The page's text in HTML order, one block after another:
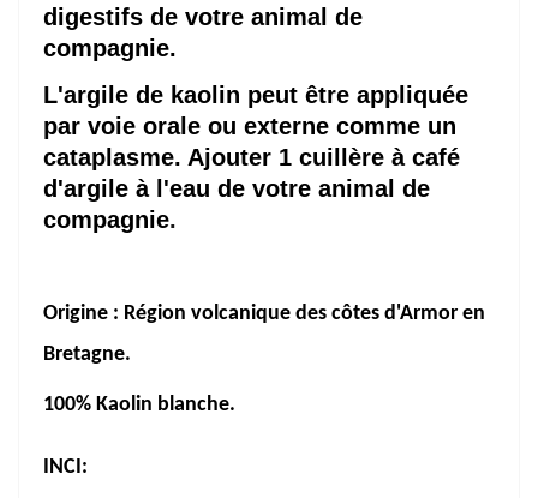
digestifs de votre animal de
compagnie.
L'argile de kaolin peut être appliquée
par voie orale ou externe comme un
cataplasme. Ajouter 1 cuillère à café
d'argile à l'eau de votre animal de
compagnie.
Origine : Région volcanique des côtes d'Armor en
Bretagne.
100% Kaolin blanche.
INCI: